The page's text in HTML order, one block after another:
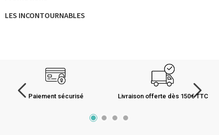
LES INCONTOURNABLES
Paiement sécurisé Livraison offerte dès 150€ TTC